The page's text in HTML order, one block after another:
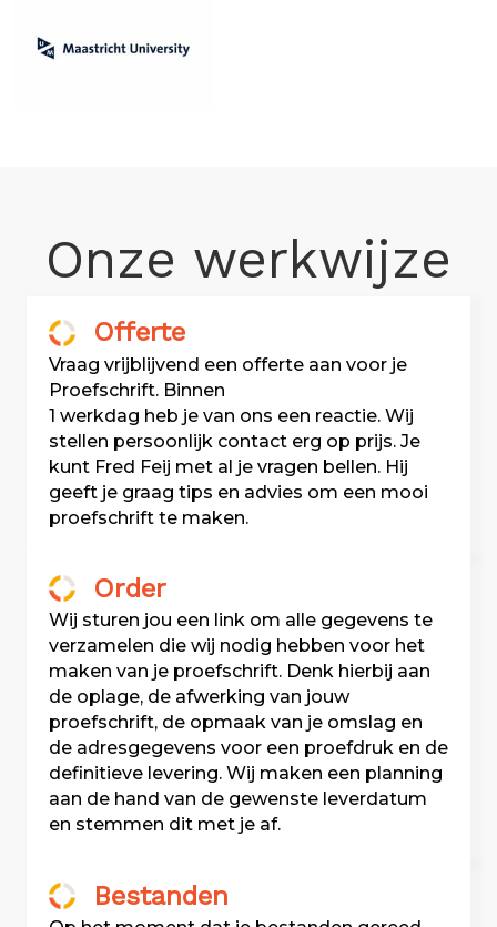
Onze werkwijze
Offerte
Vraag vrijblijvend een offerte aan voor je
Proefschrift. Binnen
1 werkdag heb je van ons een reactie. Wij
stellen persoonlijk contact erg op prijs. Je
kunt Fred Feij met al je vragen bellen. Hij
geeft je graag tips en advies om een mooi
proefschrift te maken.
Order
Wij sturen jou een link om alle gegevens te
verzamelen die wij nodig hebben voor het
maken van je proefschrift. Denk hierbij aan
de oplage, de afwerking van jouw
proefschrift, de opmaak van je omslag en
de adresgegevens voor een proefdruk en de
definitieve levering. Wij maken een planning
aan de hand van de gewenste leverdatum
en stemmen dit met je af.
Bestanden